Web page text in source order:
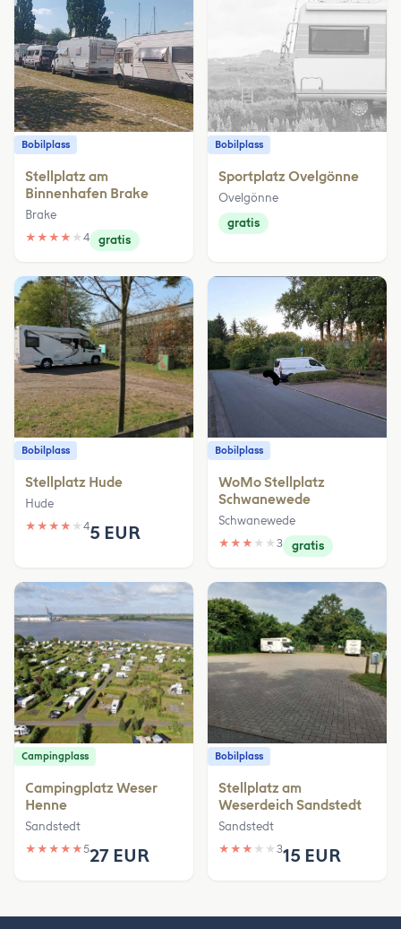
Bobilplass
Stellplatz am
Binnenhafen Brake
Brake
★ ★ ★ ★ ★ 4 gratis
Bobilplass
Sportplatz Ovelgönne
Ovelgönne
gratis
Bobilplass
Stellplatz Hude
Hude
★ ★ ★ ★ ★ 45 EUR
Bobilplass
WoMo Stellplatz
Schwanewede
Schwanewede
★ ★ ★ ★ ★ 3 gratis
Campingplass
Campingplatz Weser
Henne
Sandstedt
★ ★ ★ ★ ★527 EUR
Bobilplass
Stellplatz am
Weserdeich Sandstedt
Sandstedt
★ ★ ★ ★ ★ 315 EUR